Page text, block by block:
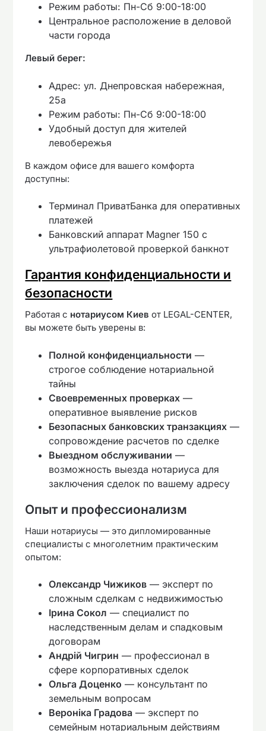
Режим работы: Пн-Сб 9:00-18:00
Центральное расположение в деловой
части города
Левый берег:
Адрес: ул. Днепровская набережная,
25а
Режим работы: Пн-Сб 9:00-18:00
Удобный доступ для жителей
левобережья
В каждом офисе для вашего комфорта
доступны:
Терминал ПриватБанка для оперативных
платежей
Банковский аппарат Magner 150 с
ультрафиолетовой проверкой банкнот
Гарантия конфиденциальности и
безопасности
Работая с нотариусом Киев от LEGAL-CENTER,
вы можете быть уверены в:
Полной конфиденциальности —
строгое соблюдение нотариальной
тайны
Своевременных проверках —
оперативное выявление рисков
Безопасных банковских транзакциях —
сопровождение расчетов по сделке
Выездном обслуживании —
возможность выезда нотариуса для
заключения сделок по вашему адресу
Опыт и профессионализм
Наши нотариусы — это дипломированные
специалисты с многолетним практическим
опытом:
Олександр Чижиков — эксперт по
сложным сделкам с недвижимостью
Ірина Сокол — специалист по
наследственным делам и спадковым
договорам
Андрій Чигрин — профессионал в
сфере корпоративных сделок
Ольга Доценко — консультант по
земельным вопросам
Вероніка Градова — эксперт по
семейным нотариальным действиям